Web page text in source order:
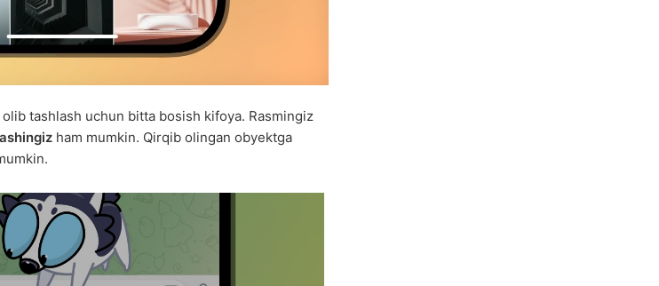
tashlash uchun bitta bosish kifoya. Rasmingiz
ham mumkin. Qirqib olingan obyektga